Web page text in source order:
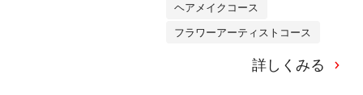
ヘアメイクコース
フラワーアーティストコース
詳しくみる